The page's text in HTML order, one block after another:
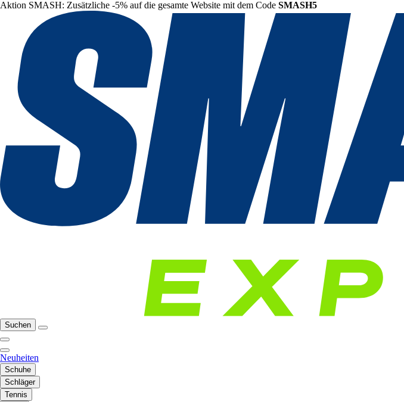
Aktion SMASH: Zusätzliche -5% auf die gesamte Website mit dem Code SMASH5
Suchen
Neuheiten
Schuhe
Schläger
Tennis